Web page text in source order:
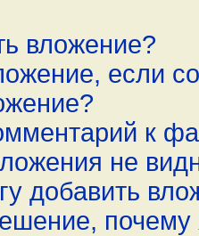
вложение?
если
к
не
добавить